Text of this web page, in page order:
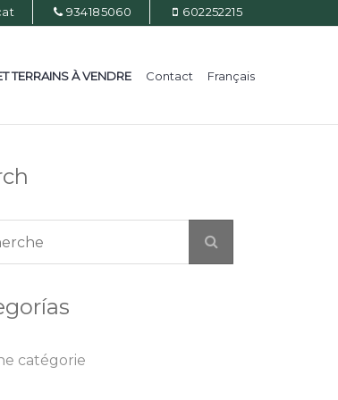
934185060 602252215
TERRAINS À VENDRE Contact Français
catégorie